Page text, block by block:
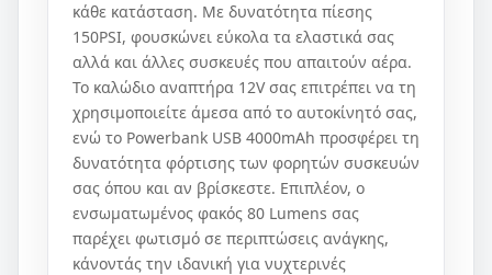
κάθε κατάσταση. Με δυνατότητα πίεσης
150PSI, φουσκώνει εύκολα τα ελαστικά σας
αλλά και άλλες συσκευές που απαιτούν αέρα.
Το καλώδιο αναπτήρα 12V σας επιτρέπει να τη
χρησιμοποιείτε άμεσα από το αυτοκίνητό σας,
ενώ το Powerbank USB 4000mAh προσφέρει τη
δυνατότητα φόρτισης των φορητών συσκευών
σας όπου και αν βρίσκεστε. Επιπλέον, ο
ενσωματωμένος φακός 80 Lumens σας
παρέχει φωτισμό σε περιπτώσεις ανάγκης,
κάνοντάς την ιδανική για νυχτερινές